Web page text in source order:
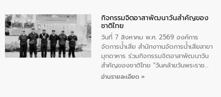
กิจกรรมจิตอาสาพัฒนาวันสําคัญของ
ชาติไทย
วันที่ 7 สิงหาคม พ.ศ. 2569 องค์การ
จัดการน้ำเสีย สำนักงาานจัดการน้ำเสียสาขา
มุกดาหาร ร่วมกิจกรรมจิตอาสาพัฒนาวัน
สําคัญของชาติไทย “วันคล้ายวันพระราช
สมภพ สมเด็จพระนางเจ้าสิริกิติ์พระบรม
อ่านรายละเอียด »